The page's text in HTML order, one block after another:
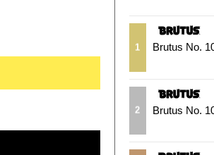
1 Brutus No.
2 Brutus No.